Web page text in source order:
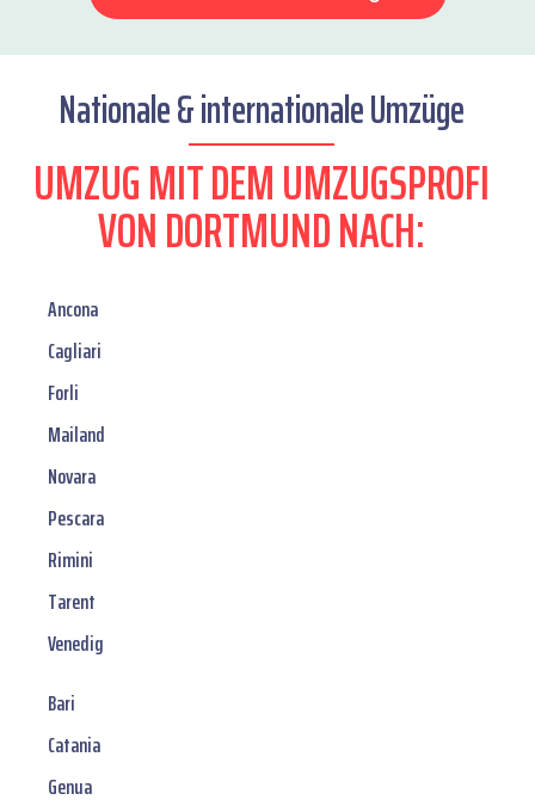
Nationale & internationale Umzüge
UMZUG MIT DEM UMZUGSPROFI
VON DORTMUND NACH:
Ancona
Cagliari
Forli
Mailand
Novara
Pescara
Rimini
Tarent
Venedig
Bari
Catania
Genua